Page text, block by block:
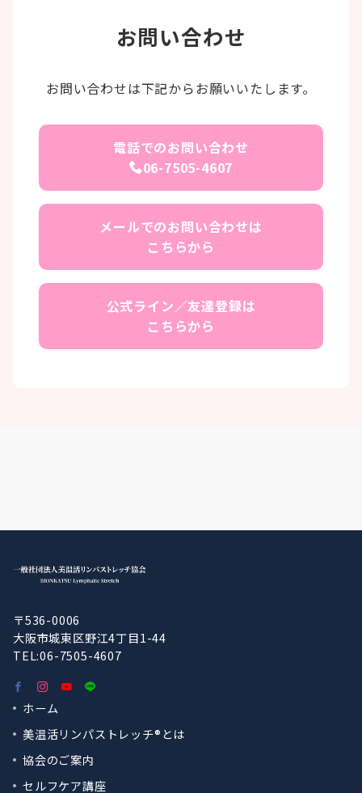
お問い合わせ
お問い合わせは下記からお願いいたします。
電話でのお問い合わせ
06-7505-4607
メールでのお問い合わせは
こちらから
公式ライン／友達登録は
こちらから
〒536-0006
大阪市城東区野江4丁目1-44
TEL:06-7505-4607
ホーム
美温活リンパストレッチ®︎とは
協会のご案内
セルフケア講座